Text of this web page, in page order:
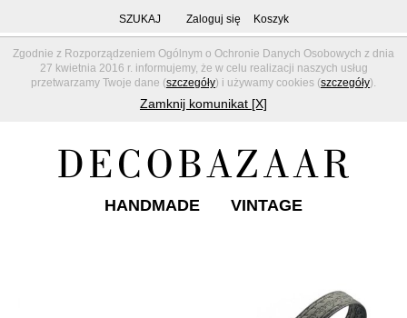
Zgodnie z Rozporządzeniem Ogólnym o Ochronie Danych Osobowych z dnia
27 kwietnia 2016 r. informujemy, że w celu realizacji naszych usług
przetwarzamy Twoje dane (szczegóły) i używamy cookies (szczegóły).
Zamknij komunikat [X]
SZUKAJ Zaloguj się Koszyk
HANDMADE VINTAGE